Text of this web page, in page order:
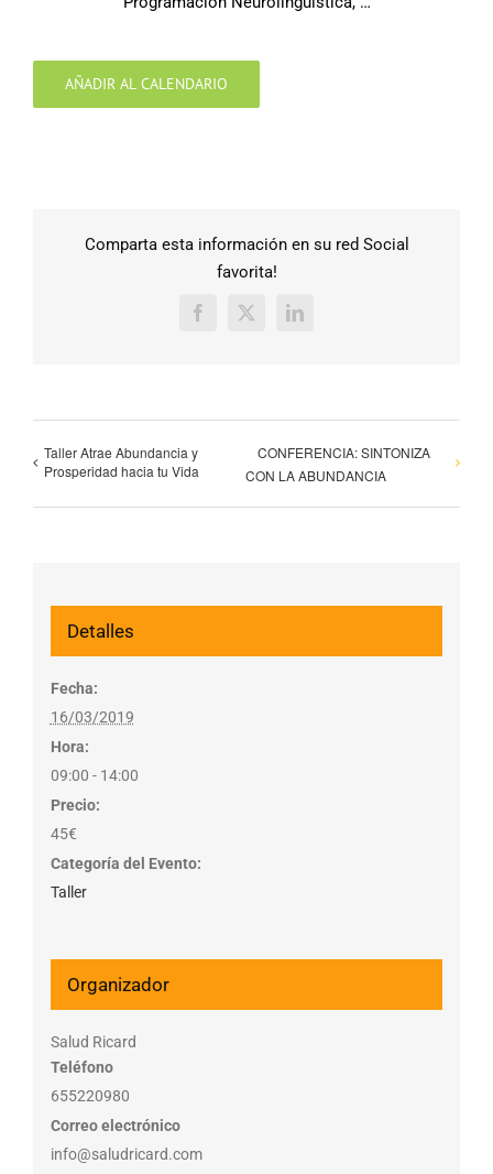
AÑADIR AL CALENDARIO
Comparta esta información en su red Social
favorita!
Facebook
X LinkedIn
Taller Atrae Abundancia y
Prosperidad hacia tu Vida
CONFERENCIA: SINTONIZA
CON LA ABUNDANCIA
Detalles
Fecha:
16/03/2019
Hora:
09:00 - 14:00
Precio:
45€
Categoría del Evento:
Taller
Organizador
Salud Ricard
Teléfono
655220980
Correo electrónico
info@saludricard.com